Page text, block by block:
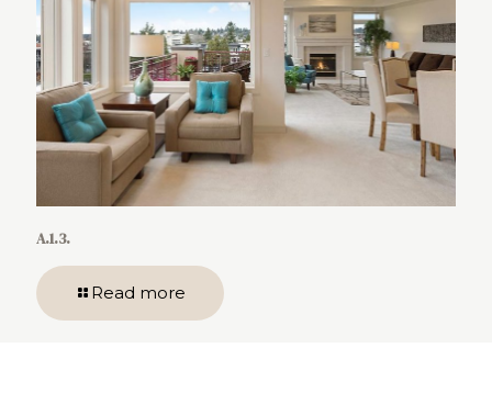
A.1.3.
Read more